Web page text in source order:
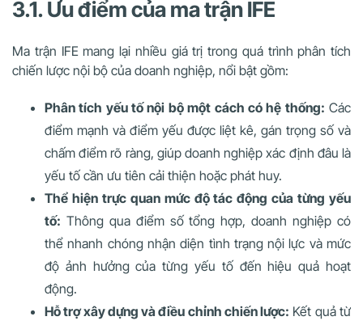
3.1. Ưu điểm của ma trận IFE
Ma trận IFE mang lại nhiều giá trị trong quá trình phân tích
chiến lược nội bộ của doanh nghiệp, nổi bật gồm:
Phân tích yếu tố nội bộ một cách có hệ thống: Các
điểm mạnh và điểm yếu được liệt kê, gán trọng số và
chấm điểm rõ ràng, giúp doanh nghiệp xác định đâu là
yếu tố cần ưu tiên cải thiện hoặc phát huy.
Thể hiện trực quan mức độ tác động của từng yếu
tố: Thông qua điểm số tổng hợp, doanh nghiệp có
thể nhanh chóng nhận diện tình trạng nội lực và mức
độ ảnh hưởng của từng yếu tố đến hiệu quả hoạt
động.
Hỗ trợ xây dựng và điều chỉnh chiến lược: Kết quả từ